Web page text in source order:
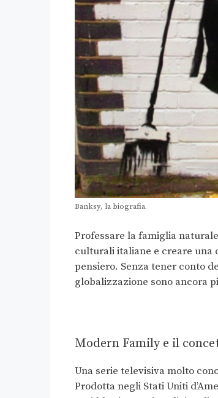
Banksy, la biografia.
Professare la famiglia
culturali italiane e creare una
pensiero. Senza tener conto
globalizzazione sono ancora
Modern Family e il
Una serie televisiva molto
Prodotta negli Stati Uniti